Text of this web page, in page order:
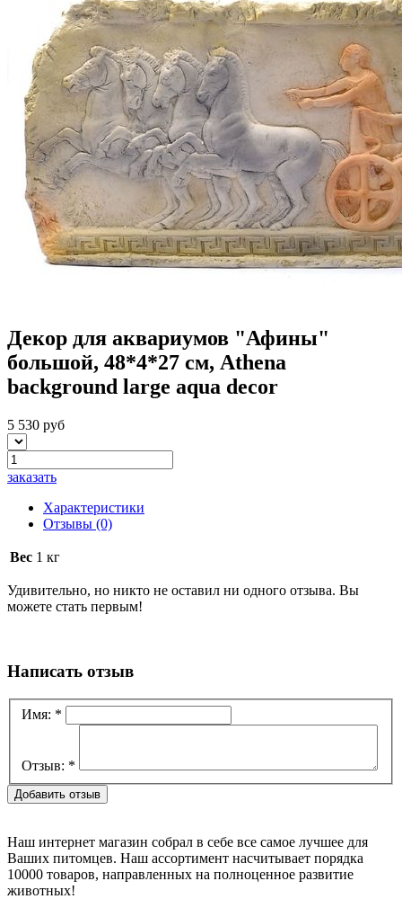
Декор для аквариумов "Афины"
большой, 48*4*27 см, Athena
background large aqua decor
5 530 руб
заказать
Характеристики
Отзывы (0)
Вес 1 кг
Удивительно, но никто не оставил ни одного отзыва. Вы
можете стать первым!
Написать отзыв
Имя: *
Отзыв: *
Наш интернет магазин собрал в себе все самое лучшее для
Ваших питомцев. Наш ассортимент насчитывает порядка
10000 товаров, направленных на полноценное развитие
животных!